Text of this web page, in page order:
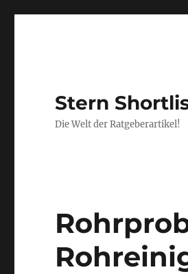
Stern
Die Welt der Ratgeberartikel!